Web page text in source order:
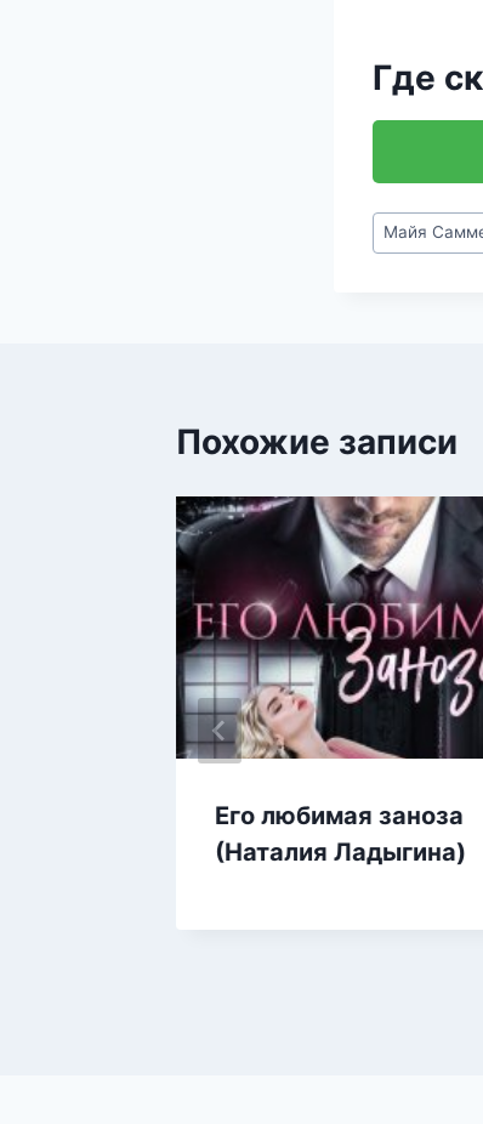
Где
Метки
записи:
Майя
Похожие записи
Его любимая заноза
(Наталия Ладыгина)